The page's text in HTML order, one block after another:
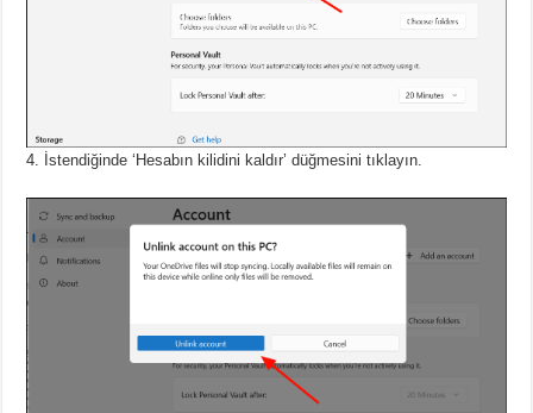
İstendiğinde ‘Hesabın kilidini kaldır’ düğmesini tıklayın.